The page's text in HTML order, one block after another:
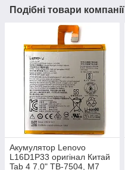
Подібні товари компанії
Акумулятор Lenovo
L16D1P33 оригінал Китай
Tab 4 7.0" TB-7504, M7